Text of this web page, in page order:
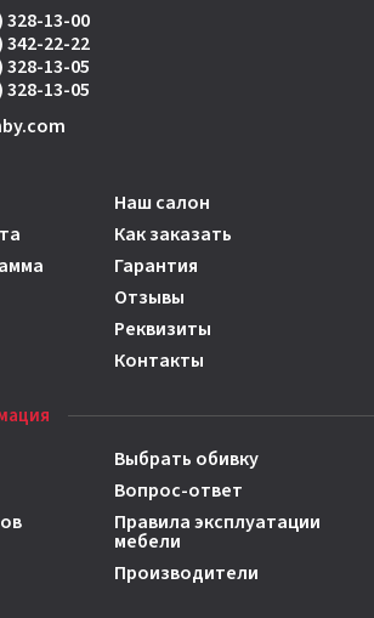
328-13-00
342-22-22
328-13-05
328-13-05
Наш салон
Как заказать
Гарантия
Отзывы
Реквизиты
Контакты
Выбрать обивку
Вопрос-ответ
Правила эксплуатации
мебели
Производители